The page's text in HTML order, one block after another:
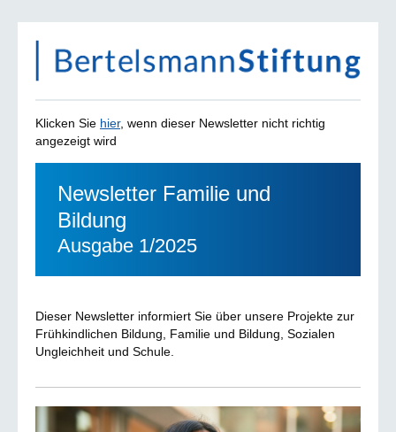
Klicken Sie hier, wenn dieser Newsletter nicht richtig
angezeigt wird
Newsletter Familie und
Bildung
Ausgabe 1/2025
Dieser Newsletter informiert Sie über unsere Projekte zur
Frühkindlichen Bildung, Familie und Bildung, Sozialen
Ungleichheit und Schule.